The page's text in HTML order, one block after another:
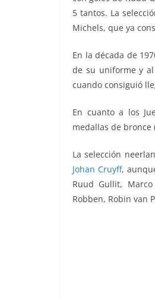
5 tantos. La
Michels, que ya
En la década de
de su uniforme y
cuando consiguió
En cuanto a los
medallas de bronce
La selección
Johan Cruyff,
Ruud Gullit,
Robben, Robin van